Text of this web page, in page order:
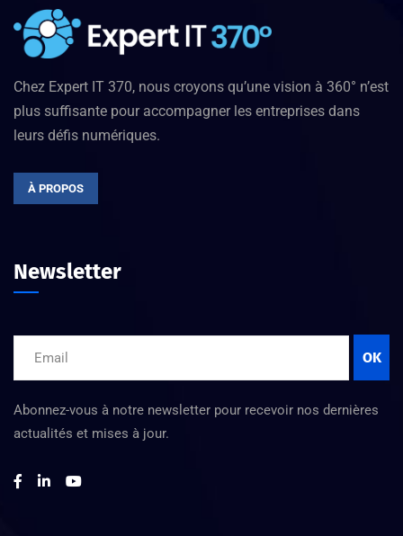
Chez Expert IT 370, nous croyons qu’une vision à 360° n’est
plus suffisante pour accompagner les entreprises dans
leurs défis numériques.
À PROPOS
Newsletter
OK
Abonnez-vous à notre newsletter pour recevoir nos dernières
actualités et mises à jour.